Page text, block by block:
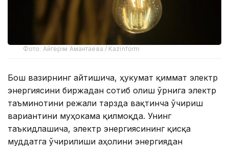
Фото: Айгерім Амантаева / Kazinform
Бош вазирнинг айтишича, ҳукумат қиммат электр
энергиясини биржадан сотиб олиш ўрнига электр
таъминотини режали тарзда вақтинча ўчириш
вариантини муҳокама қилмоқда. Унинг
таъкидлашича, электр энергиясининг қисқа
муддатга ўчирилиши аҳолини энергиядан